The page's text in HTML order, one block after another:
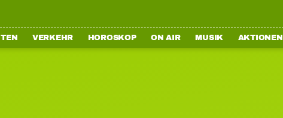
VERKEHR HOROSKOP ON AIR MUSIK AKTIONEN